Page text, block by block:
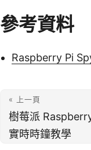
參考資料
Raspberry Pi
« 上一頁
樹莓派
實時時鐘教學